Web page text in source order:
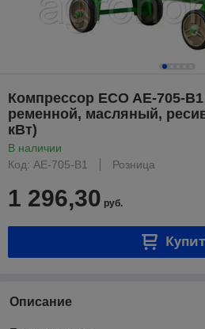
Компрессор ECO AE-705-
ременной, масляный,
кВт)
В наличии
Код: AE-705-B1
Розница
1 296,30 руб.
Описание